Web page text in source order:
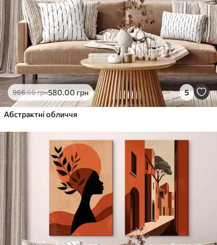
966.66грн580.00грн 5
Абстрактні обличчя